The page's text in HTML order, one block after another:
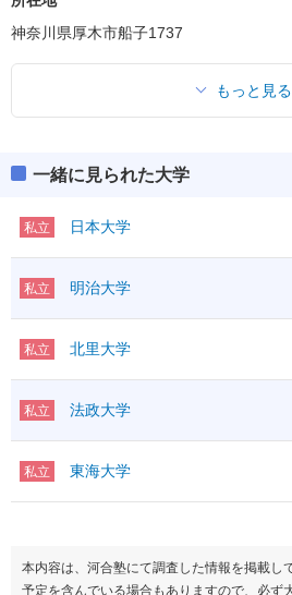
神奈川県厚木市船子1737
もっと見る
一緒に見られた大学
私立 日本大学
私立 明治大学
私立 北里大学
私立 法政大学
私立 東海大学
本内容は、河合塾にて調査した情報を掲載し
予定を含んでいる場合もありますので、必ず